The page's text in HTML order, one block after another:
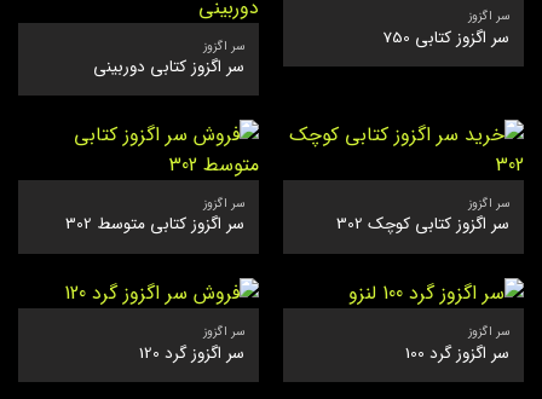
سر اگزوز
سر اگزوز کتابی 750 سر اگزوز
سر اگزوز کتابی دوربینی
سر اگزوز
سر اگزوز کتابی کوچک 302
سر اگزوز
سر اگزوز کتابی متوسط 302
سر اگزوز
سر اگزوز گرد 100
سر اگزوز
سر اگزوز گرد 120